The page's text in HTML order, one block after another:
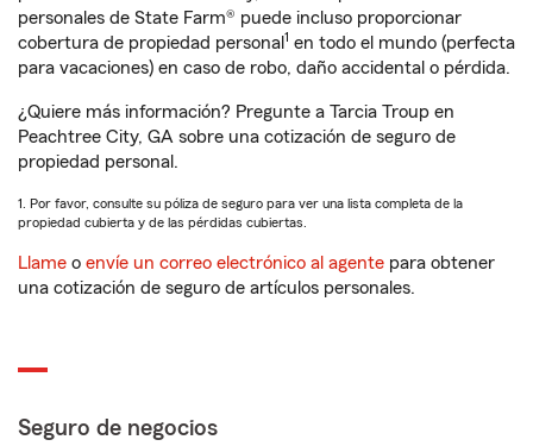
personales de State Farm® puede incluso proporcionar
cobertura de propiedad personal 1 en todo el mundo (perfecta
para vacaciones) en caso de robo, daño accidental o pérdida.
¿Quiere más información? Pregunte a Tarcia Troup en
Peachtree City, GA sobre una cotización de seguro de
propiedad personal.
1. Por favor, consulte su póliza de seguro para ver una lista completa de la
propiedad cubierta y de las pérdidas cubiertas.
Llame o envíe un correo electrónico al agente para obtener
una cotización de seguro de artículos personales.
Seguro de negocios